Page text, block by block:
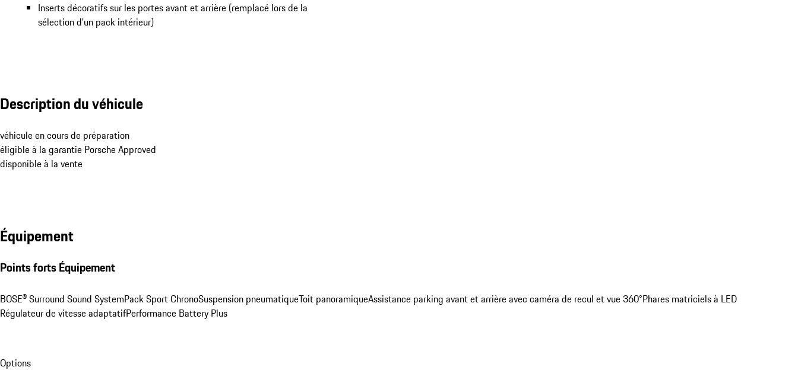
Inserts décoratifs sur les portes avant et arrière (remplacé lors de la
sélection d'un pack intérieur)
Description du véhicule
véhicule en cours de préparation
éligible à la garantie Porsche Approved
disponible à la vente
Équipement
Points forts Équipement
BOSE® Surround Sound SystemPack Sport ChronoSuspension pneumatiqueToit panoramiqueAssistance parking avant et arrière avec caméra de recul et vue 360°Phares matriciels à LED
Régulateur de vitesse adaptatifPerformance Battery Plus
Options